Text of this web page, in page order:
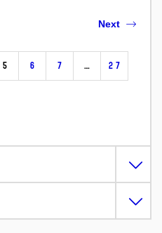
5 6 7 … 27
Next